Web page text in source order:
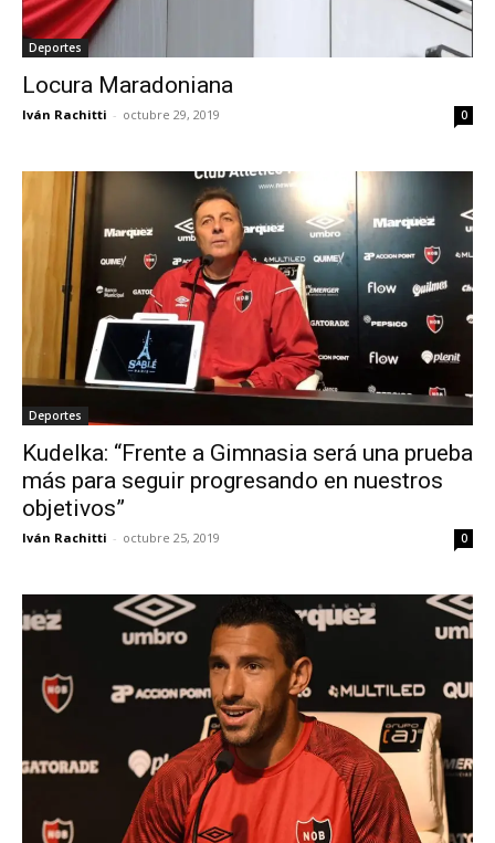
Deportes
Locura Maradoniana
Iván Rachitti - octubre 29, 2019 0
Deportes
Kudelka: “Frente a Gimnasia será una prueba
más para seguir progresando en nuestros
objetivos”
Iván Rachitti - octubre 25, 2019 0